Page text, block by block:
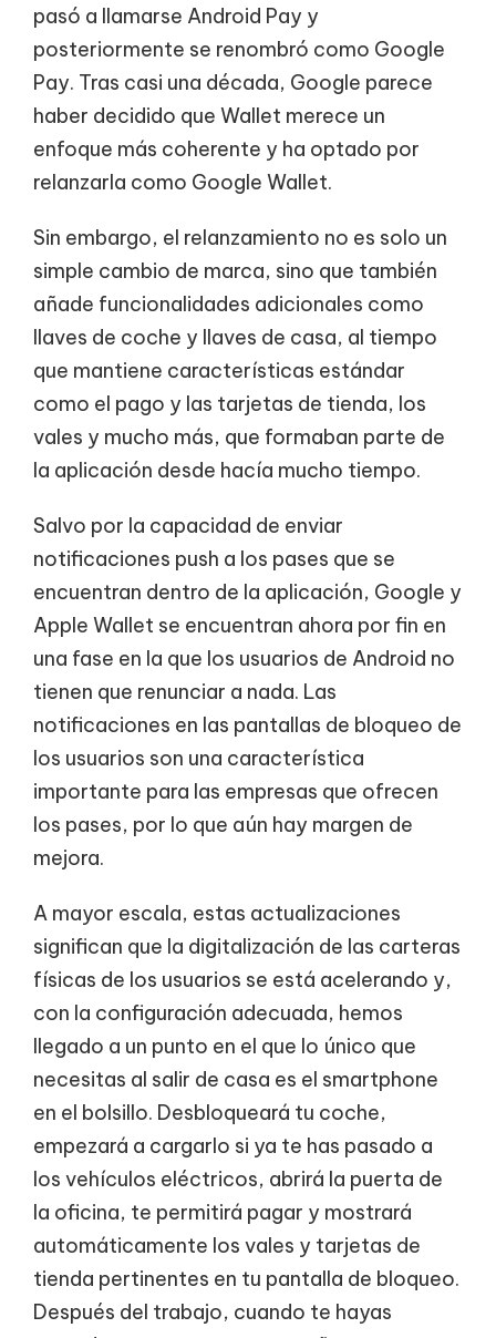
pasó a llamarse Android Pay y
posteriormente se renombró como Google
Pay. Tras casi una década, Google parece
haber decidido que Wallet merece un
enfoque más coherente y ha optado por
relanzarla como Google Wallet.
Sin embargo, el relanzamiento no es solo un
simple cambio de marca, sino que también
añade funcionalidades adicionales como
llaves de coche y llaves de casa, al tiempo
que mantiene características estándar
como el pago y las tarjetas de tienda, los
vales y mucho más, que formaban parte de
la aplicación desde hacía mucho tiempo.
Salvo por la capacidad de enviar
notificaciones push a los pases que se
encuentran dentro de la aplicación, Google y
Apple Wallet se encuentran ahora por fin en
una fase en la que los usuarios de Android no
tienen que renunciar a nada. Las
notificaciones en las pantallas de bloqueo de
los usuarios son una característica
importante para las empresas que ofrecen
los pases, por lo que aún hay margen de
mejora.
A mayor escala, estas actualizaciones
significan que la digitalización de las carteras
físicas de los usuarios se está acelerando y,
con la configuración adecuada, hemos
llegado a un punto en el que lo único que
necesitas al salir de casa es el smartphone
en el bolsillo. Desbloqueará tu coche,
empezará a cargarlo si ya te has pasado a
los vehículos eléctricos, abrirá la puerta de
la oficina, te permitirá pagar y mostrará
automáticamente los vales y tarjetas de
tienda pertinentes en tu pantalla de bloqueo.
Después del trabajo, cuando te hayas